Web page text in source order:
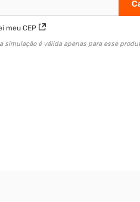
meu CEP
simulação é válida apenas para esse